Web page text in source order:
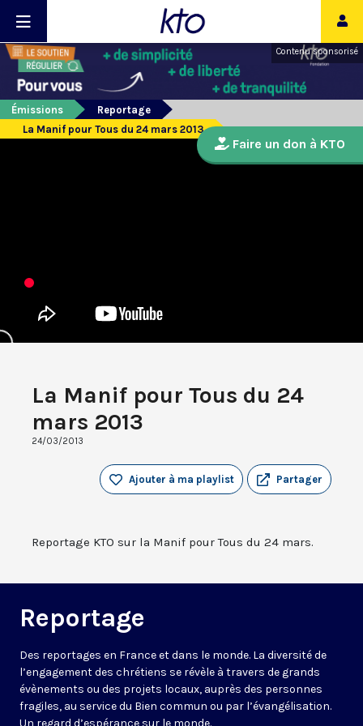
Contenu sponsorisé
Émissions
Reportage
La Manif pour Tous du 24 mars 2013
La Manif pour Tous du 24
mars 2013
24/03/2013
Partager
Ajouter à ma playlist
Reportage KTO sur la Manif pour Tous du 24 mars.
Reportage
Des reportages en France et dans le monde. La diversité de
l’engagement des chrétiens se révèle à travers de grands
évènements ou des projets locaux, auprès des personnes
fragiles, au service du Bien commun ou par l’évangélisation.
Un regard d’espérance sur le monde.
Faire un don à KTO